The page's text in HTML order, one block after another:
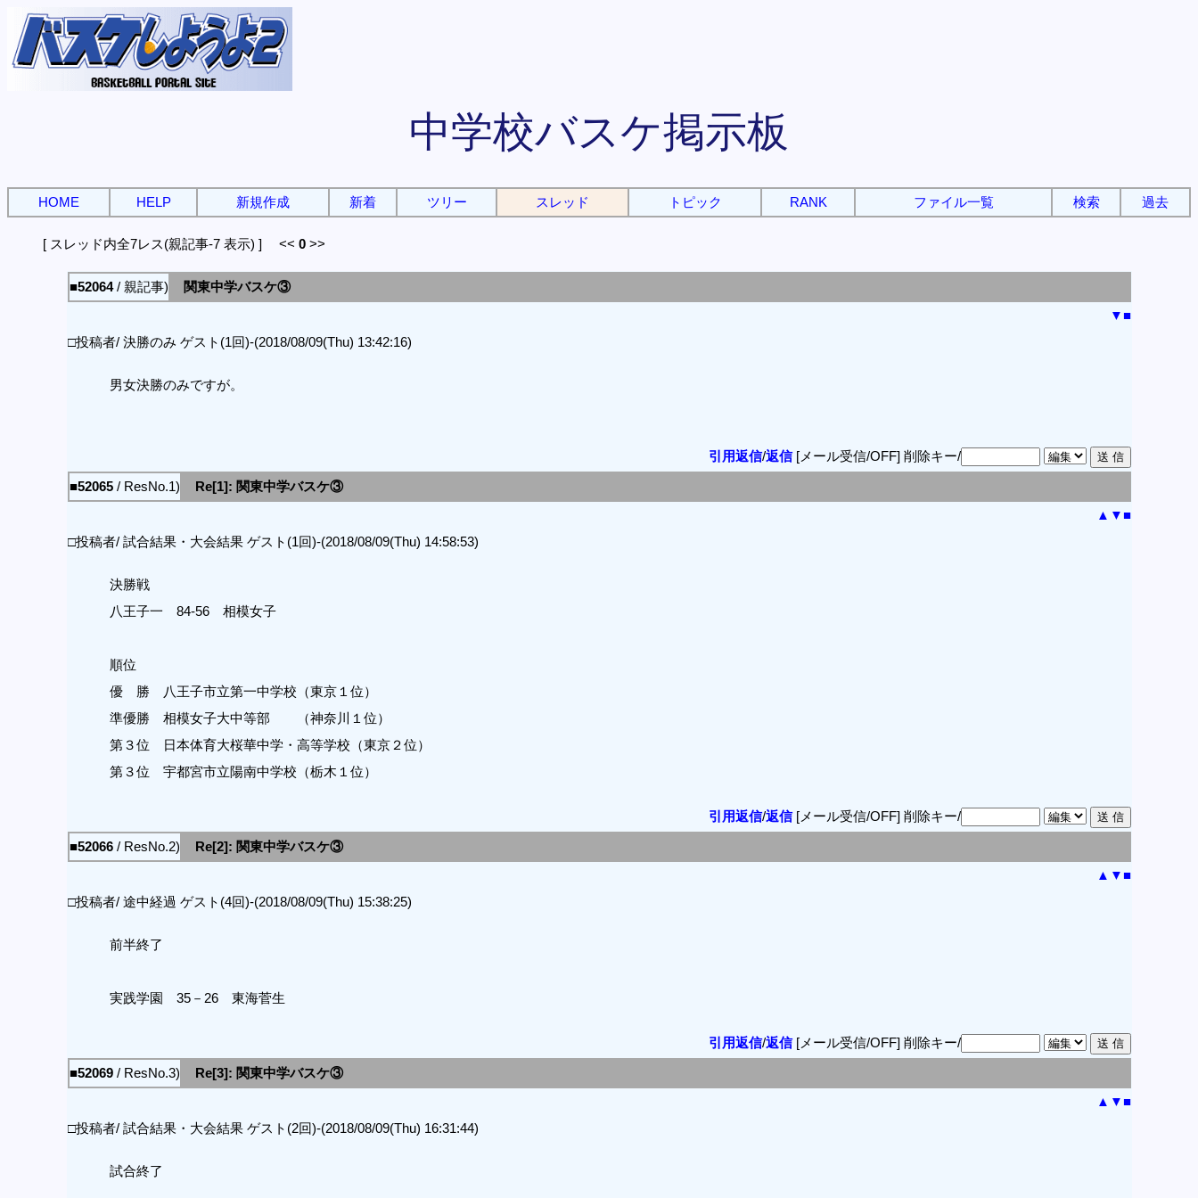
中学校バスケ掲示板
HOME HELP 新規作成 新着 ツリー スレッド トピック RANK ファイル一覧 検索 過去
[ スレッド内全7レス(親記事-7 表示) ] << 0 >>
■52064/ 親記事)
関東中学バスケ③
▼■
□投稿者/ 決勝のみ ゲスト(1回)-(2018/08/09(Thu) 13:42:16)
男女決勝のみですが。
引用返信/返信[メール受信/OFF] 削除キー/
■52065/ ResNo.1)
Re[1]: 関東中学バスケ③
▲ ▼■
□投稿者/ 試合結果・大会結果 ゲスト(1回)-(2018/08/09(Thu) 14:58:53)
決勝戦
八王子一 84-56 相模女子
順位
優 勝 八王子市立第一中学校（東京１位）
準優勝 相模女子大中等部 （神奈川１位）
第３位 日本体育大桜華中学・高等学校（東京２位）
第３位 宇都宮市立陽南中学校（栃木１位）
引用返信/返信[メール受信/OFF] 削除キー/
■52066/ ResNo.2)
Re[2]: 関東中学バスケ③
▲ ▼■
□投稿者/ 途中経過 ゲスト(4回)-(2018/08/09(Thu) 15:38:25)
前半終了
実践学園 35－26 東海菅生
引用返信/返信[メール受信/OFF] 削除キー/
■52069/ ResNo.3)
Re[3]: 関東中学バスケ③
▲ ▼■
□投稿者/ 試合結果・大会結果 ゲスト(2回)-(2018/08/09(Thu) 16:31:44)
試合終了